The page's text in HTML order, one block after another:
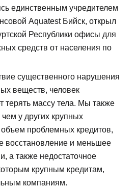
единственным учредителем
Aquatest Бийск, открыл
Республики офисы для
средств от населения по
существенного нарушения
веществ, человек
терять массу тела. Мы также
у других крупных
объем проблемных кредитов,
восстановление и меньшее
а также недостаточное
крупным кредитам,
компаниям.